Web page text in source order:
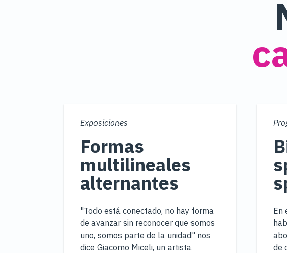
Exposiciones
Formas
multilineales
alternantes
"Todo está conectado, no hay forma
de avanzar sin reconocer que somos
uno, somos parte de la unidad" nos
dice Giacomo Miceli, un artista
En
de